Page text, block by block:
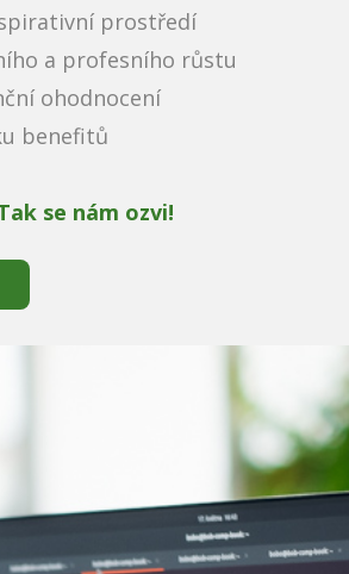
prostředí
a profesního růstu
ohodnocení
benefitů
se nám ozvi!